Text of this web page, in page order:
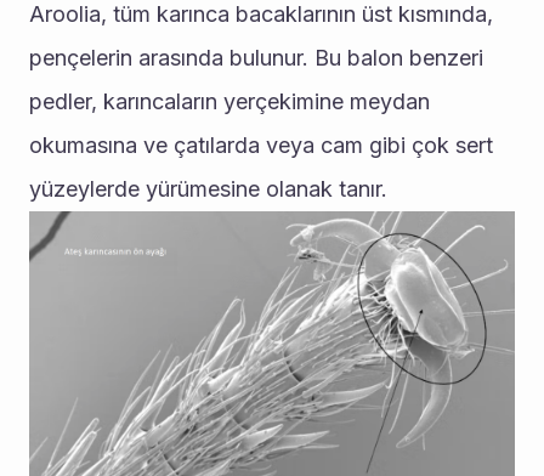
Aroolia, tüm karınca bacaklarının üst kısmında,
pençelerin arasında bulunur. Bu balon benzeri
pedler, karıncaların yerçekimine meydan
okumasına ve çatılarda veya cam gibi çok sert
yüzeylerde yürümesine olanak tanır.